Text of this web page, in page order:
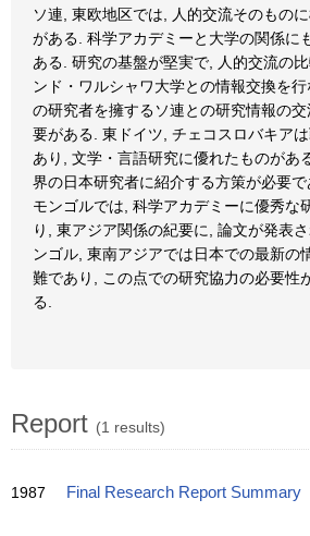
ソ連, 東欧地区では, 人的交流そのもの
がある. 科学アカデミーと大学の関係に
ある. 研究の基盤が堅実で, 人的交流の
ンド・ワルシャワ大学との情報交換を行
の研究者を擁するソ連との研究情報の
要がある. 東ドイツ, チェコスロバキア
あり, 文学・言語研究に優れたものがあ
界の日本研究者に紹介する方策が必要で
モンゴルでは, 科学アカデミーに優秀な
り, 東アジア関係の紀要に, 論文が発表
ンゴル, 東南アジアでは日本での最新の
難であり, この点での研究協力の必要性
る.
Report (1 results)
1987 Final Research Report Summary